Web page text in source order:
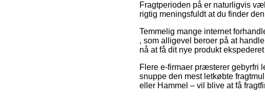
Fragtperioden på er naturligvis
rigtig meningsfuldt at du finder
Temmelig mange internet
, som alligevel beroer på at
nå at få dit nye produkt
Flere e-firmaer præsterer gebyrfri
snuppe den mest letkøbte
eller Hammel – vil blive at få